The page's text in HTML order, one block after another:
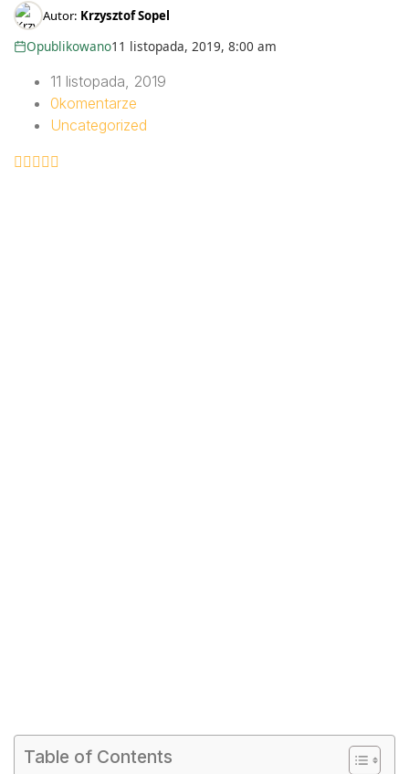
Autor: Krzysztof Sopel
Opublikowano11 listopada, 2019, 8:00 am
11 listopada, 2019
0komentarze
Uncategorized
Table of Contents